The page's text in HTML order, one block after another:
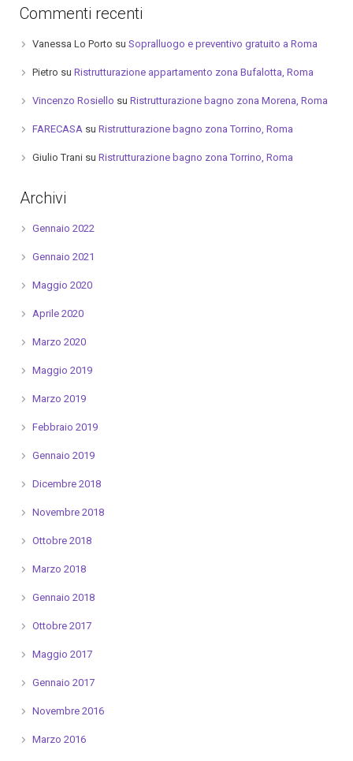
Commenti recenti
Vanessa Lo Porto su Sopralluogo e preventivo gratuito a Roma
Pietro su Ristrutturazione appartamento zona Bufalotta, Roma
Vincenzo Rosiello su Ristrutturazione bagno zona Morena, Roma
FARECASAsu Ristrutturazione bagno zona Torrino, Roma
Giulio Tranisu Ristrutturazione bagno zona Torrino, Roma
Archivi
Gennaio 2022
Gennaio 2021
Maggio 2020
Aprile 2020
Marzo 2020
Maggio 2019
Marzo 2019
Febbraio 2019
Gennaio 2019
Dicembre 2018
Novembre 2018
Ottobre 2018
Marzo 2018
Gennaio 2018
Ottobre 2017
Maggio 2017
Gennaio 2017
Novembre 2016
Marzo 2016